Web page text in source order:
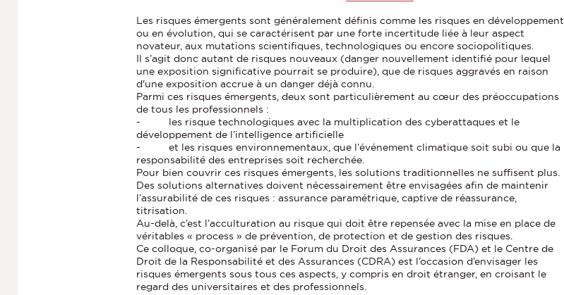
Les risques émergents sont généralement définis comme les risques en développement,
ou en évolution, qui se caractérisent par une forte incertitude liée à leur aspect
novateur, aux mutations scientifiques, technologiques ou encore sociopolitiques.
Il s’agit donc autant de risques nouveaux (danger nouvellement identifié pour lequel
une exposition significative pourrait se produire), que de risques aggravés en raison
d'une exposition accrue à un danger déjà connu.
Parmi ces risques émergents, deux sont particulièrement au cœur des préoccupations
de tous les professionnels :
- les risque technologiques avec la multiplication des cyberattaques et le
développement de l’intelligence artificielle
- et les risques environnementaux, que l’événement climatique soit subi ou que la
responsabilité des entreprises soit recherchée.
Pour bien couvrir ces risques émergents, les solutions traditionnelles ne suffisent plus.
Des solutions alternatives doivent nécessairement être envisagées afin de maintenir
l’assurabilité de ces risques : assurance paramétrique, captive de réassurance,
titrisation.
Au-delà, c’est l’acculturation au risque qui doit être repensée avec la mise en place de
véritables « process » de prévention, de protection et de gestion des risques.
Ce colloque, co-organisé par le Forum du Droit des Assurances (FDA) et le Centre de
Droit de la Responsabilité et des Assurances (CDRA) est l’occasion d’envisager les
risques émergents sous tous ces aspects, y compris en droit étranger, en croisant le
regard des universitaires et des professionnels.